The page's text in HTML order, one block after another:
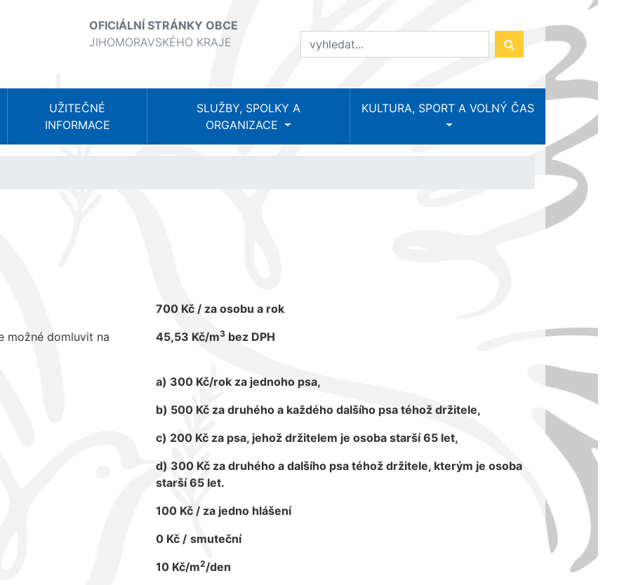
OFICIÁLNÍ STRÁNKY OBCE
JIHOMORAVSKÉHO KRAJE
UŽITEČNÉ
INFORMACE
SLUŽBY, SPOLKY A
ORGANIZACE
KULTURA, SPORT A VOLNÝ ČAS
700 Kč / za osobu a rok
možné domluvit na
45,53 Kč/m3 bez DPH
a) 300 Kč/rok za jednoho psa,
b) 500 Kč za druhého a každého dalšího psa téhož držitele,
c) 200 Kč za psa, jehož držitelem je osoba starší 65 let,
d) 300 Kč za druhého a dalšího psa téhož držitele, kterým je osoba
starší 65 let.
100 Kč / za jedno hlášení
0 Kč / smuteční
10 Kč/m2/den